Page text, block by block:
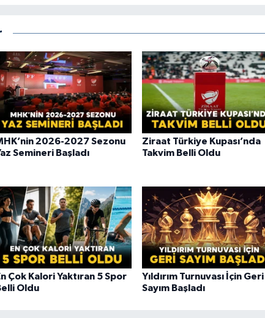
2026-2027 Sezonu
Semineri Başladı
Ziraat Türkiye Kupası’nda
Takvim Belli Oldu
Çok Kalori Yaktıran 5 Spor
Oldu
Yıldırım Turnuvası İçin Geri
Sayım Başladı